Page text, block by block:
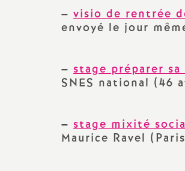
retraite
– visio de rentrée
envoyé le jour
– stage préparer
SNES national (46
– stage mixité
Maurice Ravel